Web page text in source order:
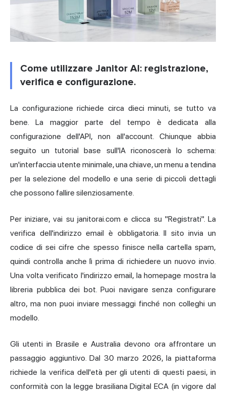
Come utilizzare Janitor AI: registrazione,
verifica e configurazione.
La configurazione richiede circa dieci minuti, se tutto va
bene. La maggior parte del tempo è dedicata alla
configurazione dell'API, non all'account. Chiunque abbia
seguito un tutorial base sull'IA riconoscerà lo schema:
un'interfaccia utente minimale, una chiave, un menu a tendina
per la selezione del modello e una serie di piccoli dettagli
che possono fallire silenziosamente.
Per iniziare, vai su janitorai.com e clicca su "Registrati". La
verifica dell'indirizzo email è obbligatoria. Il sito invia un
codice di sei cifre che spesso finisce nella cartella spam,
quindi controlla anche lì prima di richiedere un nuovo invio.
Una volta verificato l'indirizzo email, la homepage mostra la
libreria pubblica dei bot. Puoi navigare senza configurare
altro, ma non puoi inviare messaggi finché non colleghi un
modello.
Gli utenti in Brasile e Australia devono ora affrontare un
passaggio aggiuntivo. Dal 30 marzo 2026, la piattaforma
richiede la verifica dell'età per gli utenti di questi paesi, in
conformità con la legge brasiliana Digital ECA (in vigore dal